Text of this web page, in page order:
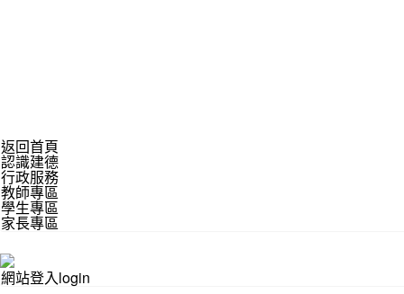
返回首頁
認識建德
行政服務
教師專區
學生專區
家長專區
網站登入login